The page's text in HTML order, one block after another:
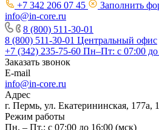
+7 342 206 07 45 Заполнить
info@in-core.ru
8 (800) 511-30-01
8 (800) 511-30-01 Центральный офис
+7 (342) 235-75-60 Пн–Пт: с 07:00
Заказать звонок
E-mail
info@in-core.ru
Адрес
г. Пермь, ул. ​Екатерининская, 177а,
Режим работы
Пн. – Пт.: с 07:00 до 16:00 (мск)